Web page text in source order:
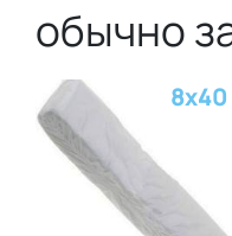
обычно
8х40